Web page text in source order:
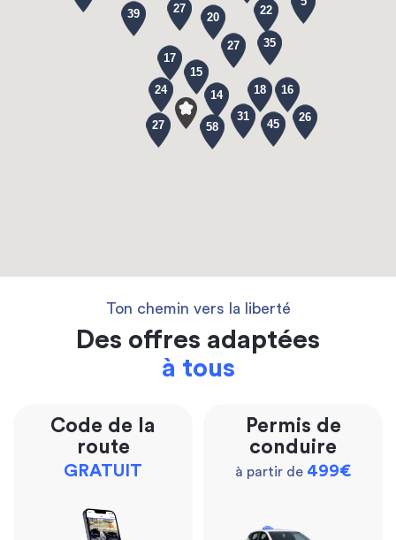
35
27
16
26
58
14
45
17
20
15
22
18
24
31
27
39
27
Ton chemin vers la liberté
Des offres adaptées
à tous
Code de la
route
GRATUIT
Permis de
conduire
à partir de 499€